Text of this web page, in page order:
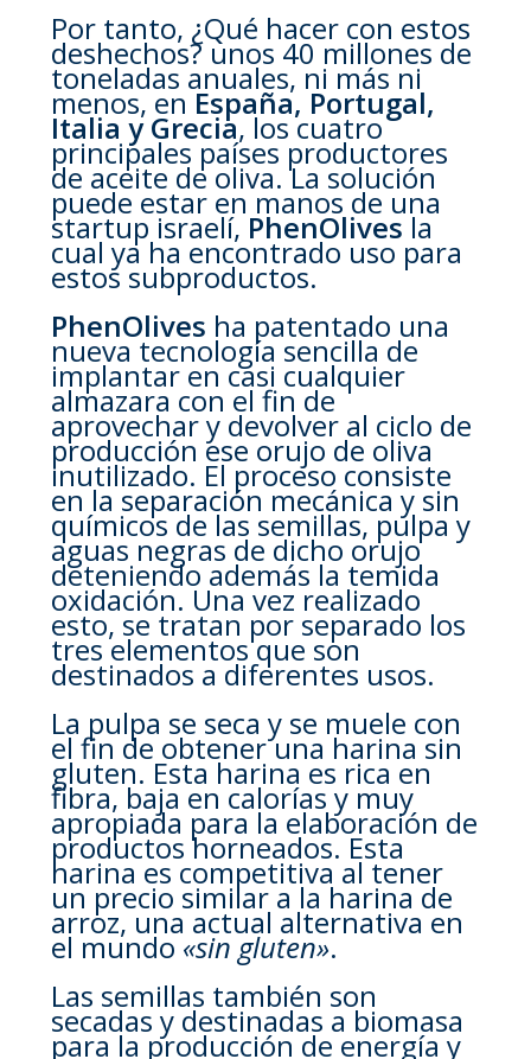
Por tanto, ¿Qué hacer con estos
deshechos? unos 40 millones de
toneladas anuales, ni más ni
menos, enEspaña, Portugal,
Italia y Grecia, los cuatro
principales países productores
de aceite de oliva. La solución
puede estar en manos de una
startup israelí,PhenOlivesla
cual ya ha encontrado uso para
estos subproductos.
PhenOlives ha patentado una
nueva tecnología sencilla de
implantar en casi cualquier
almazara con el fin de
aprovechar y devolver al ciclo de
producción ese orujo de oliva
inutilizado. El proceso consiste
en la separación mecánica y sin
químicos de las semillas, pulpa y
aguas negras de dicho orujo
deteniendo además la temida
oxidación. Una vez realizado
esto, se tratan por separado los
tres elementos que son
destinados a diferentes usos.
La pulpa se seca y se muele con
el fin de obtener una harina sin
gluten. Esta harina es rica en
fibra, baja en calorías y muy
apropiada para la elaboración de
productos horneados. Esta
harina es competitiva al tener
un precio similar a la harina de
arroz, una actual alternativa en
el mundo«sin gluten».
Las semillas también son
secadas y destinadas a biomasa
para la producción de energía y